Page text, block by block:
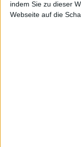
indem Sie zu dieser
Webseite auf die
y